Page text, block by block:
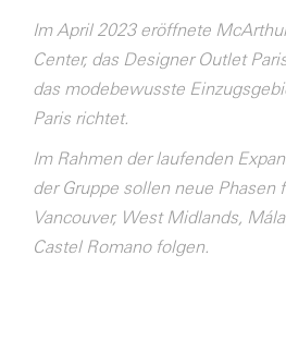
Im April 2023 eröffnete
Center, das Designer Outlet
das modebewusste
Paris richtet.
Im Rahmen der laufenden
der Gruppe sollen neue Phasen
Vancouver, West Midlands,
Castel Romano folgen.